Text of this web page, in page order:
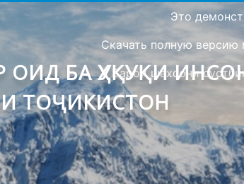
Это
Скачать полную версию
Барои шахсони
ОИД БА ҲУҚУҚИ
ТОҶИКИСТОН